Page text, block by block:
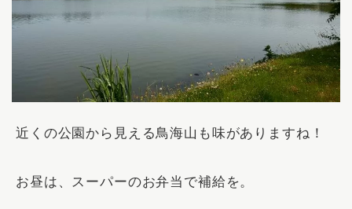
近くの公園から見える鳥海山も味がありますね！
お昼は、スーパーのお弁当で補給を。